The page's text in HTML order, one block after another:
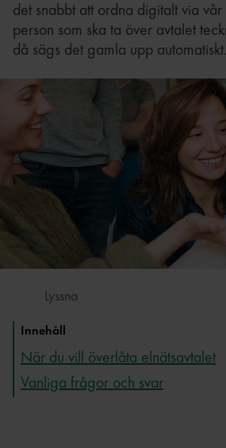
det snabbt att ordna digitalt via vår
person som ska ta över avtalet
då sägs det gamla upp automatiskt.
Lyssna
Innehåll
När du vill överlåta elnätsavtalet
Vanliga frågor och svar